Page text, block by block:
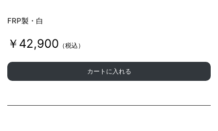
FRP製・白
￥42,900 （税込）
カートに入れる